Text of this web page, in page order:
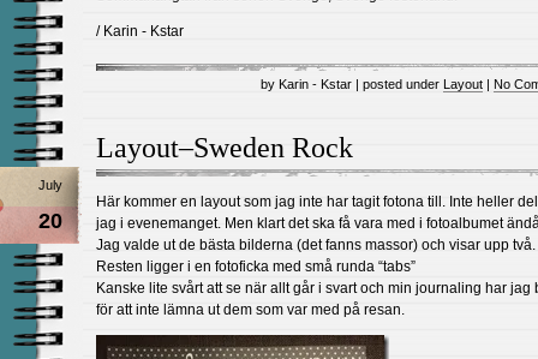
/ Karin - Kstar
by Karin - Kstar | posted under Layout | No
Layout–Sweden Rock
July
20
Här kommer en layout som jag inte har tagit fotona till. Inte heller
jag i evenemanget. Men klart det ska få vara med i fotoalbumet
Jag valde ut de bästa bilderna (det fanns massor) och visar upp två.
Resten ligger i en fotoficka med små runda “tabs”
Kanske lite svårt att se när allt går i svart och min journaling har jag
för att inte lämna ut dem som var med på resan.